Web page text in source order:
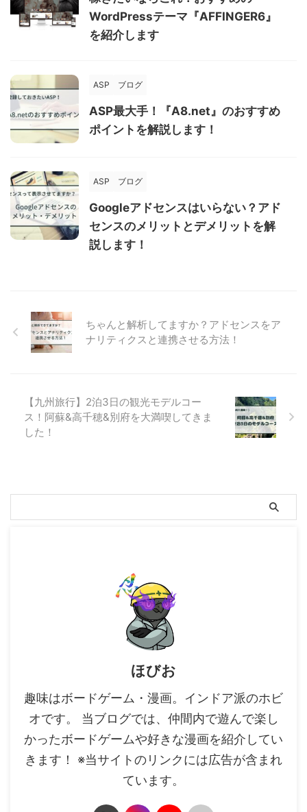
WordPressテーマ『AFFINGER6』
を紹介します
ASP ブログ
ASP最大手！『A8.net』のおすすめ
ポイントを解説します！
ASP ブログ
Googleアドセンスはいらない？アド
センスのメリットとデメリットを解
説します！
ちゃんと解析してますか？アドセンスをア
ナリティクスと連携させる方法！
【九州旅行】2泊3日の観光モデルコー
ス！阿蘇&高千穂&別府を大満喫してきま
した！
ほびお
趣味はボードゲーム・漫画。インドア派のホビ
オです。 当ブログでは、仲間内で遊んで楽し
かったボードゲームや好きな漫画を紹介してい
きます！ ※当サイトのリンクには広告が含まれ
ています。